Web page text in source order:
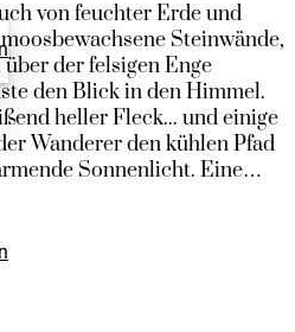
von feuchter Erde und
Steinwände,
der felsigen Enge
den Blick in den Himmel.
heller Fleck... und einige
Wanderer den kühlen Pfad
Sonnenlicht. Eine…